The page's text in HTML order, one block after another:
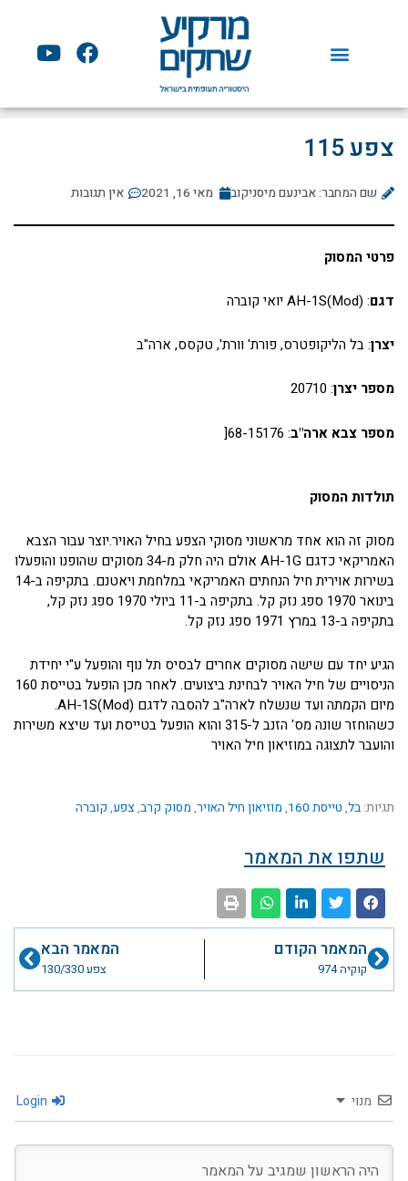
F
a
e
k
Y
o
t
צפע 115
שם המחבר: אבינעם מיסניקוב מאי 16, 2021 אין תגובות
פרטי המסוק
דגם: (AH-1S(Mod יואי קוברה
יצרן: בל הליקופטרס, פורת' וורת', טקסס, ארה"ב
מספר יצרן: 20710
מספר צבא ארה"ב: 68-15176[
תולדות המסוק
מסוק זה הוא אחד מראשוני מסוקי הצפע בחיל האויר.יוצר עבור הצבא
האמריקאי כדגם AH-1G אולם היה חלק מ-34 מסוקים שהופנו והופעלו
בשירות אוירית חיל הנחתים האמריקאי במלחמת ויאטנם. בתקיפה ב-14
בינואר 1970 ספג נזק קל. בתקיפה ב-11 ביולי 1970 ספג נזק קל,
בתקיפה ב-13 במרץ 1971 ספג נזק קל.
הגיע יחד עם שישה מסוקים אחרים לבסיס תל נוף והופעל ע"י יחידת
הניסויים של חיל האויר לבחינת ביצועים. לאחר מכן הופעל בטייסת 160
מיום הקמתה ועד שנשלח לארה"ב להסבה לדגם (AH-1S(Mod.
כשהוחזר שונה מס' הזנב ל-315 והוא הופעל בטייסת ועד שיצא משירות
והועבר לתצוגה במוזיאון חיל האויר
תגיות: בל, טייסת 160 , מוזיאון חיל האויר, מסוק קרב, צפע, קוברה
שתפו את המאמר
קודםהמאמר הקודם
קוקיה 974
המאמר הבא
צפע 130/330
הבא
מנוי